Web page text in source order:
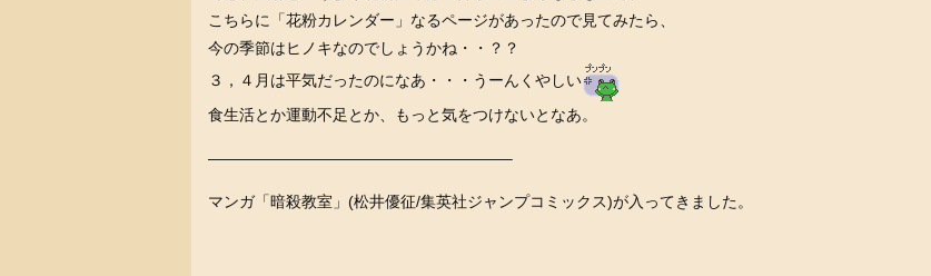
こちらに「花粉カレンダー」なるページがあったので見てみたら、
今の季節はヒノキなのでしょうかね・・？？
３，４月は平気だったのになあ・・・うーんくやしい
食生活とか運動不足とか、もっと気をつけないとなあ。
———————————————————–
マンガ「暗殺教室」(松井優征/集英社ジャンプコミックス)が入ってきました。